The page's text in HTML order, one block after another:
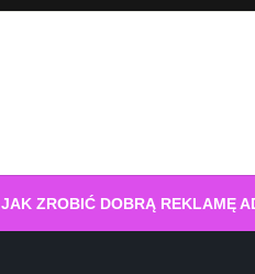
JAK ZROBIĆ DOBRĄ REKLAMĘ